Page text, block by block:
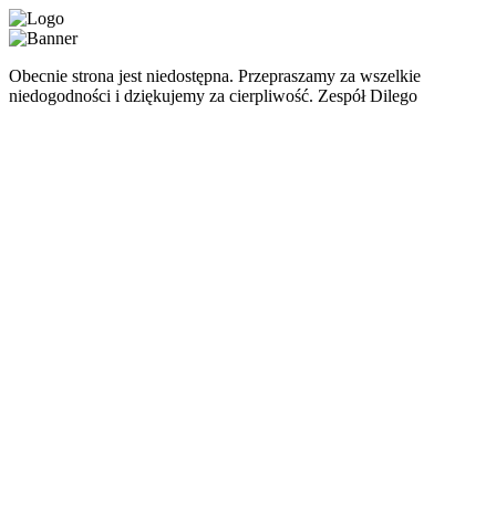
Obecnie strona jest niedostępna. Przepraszamy za wszelkie
niedogodności i dziękujemy za cierpliwość. Zespół Dilego